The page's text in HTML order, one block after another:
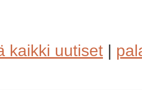
kaikki uutiset |